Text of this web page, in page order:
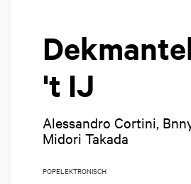
't IJ
Alessandro Cortini,
Midori Takada
POPELEKTRONISCH